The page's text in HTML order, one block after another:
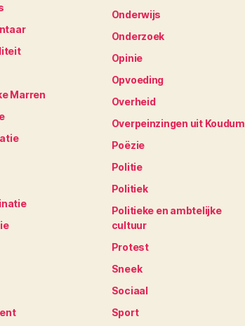
Marren
Onderwijs
Onderzoek
Opinie
Opvoeding
Overheid
Overpeinzingen uit Koudum
Poëzie
Politie
Politiek
Politieke en ambtelijke
cultuur
Protest
Sneek
Sociaal
Sport